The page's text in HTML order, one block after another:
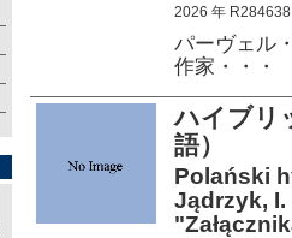
2026 年 R284638
パーヴェル
作家・・・
ハイブリ
語）
Polański
Jądrzyk,